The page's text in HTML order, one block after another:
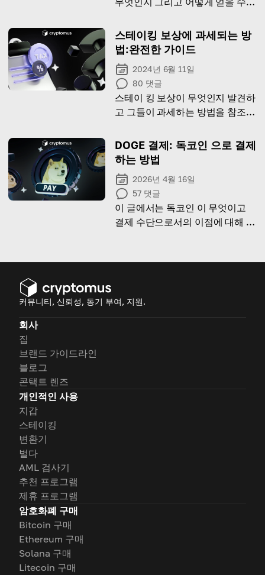
스테이킹 보상에 과세되는 방
법:완전한 가이드
2024년 6월 11일
80 댓글
스테이 킹 보상이 무엇인지 발견하
고 그들이 과세하는 방법을 참조하
DOGE 결제: 독코인 으로 결제
하는 방법
2026년 4월 16일
57 댓글
이 글에서는 독코인 이 무엇이고
결제 수단으로서의 이점에 대해 안
커뮤니티, 신뢰성, 동기 부여, 지원.
회사
집
브랜드 가이드라인
블로그
콘택트 렌즈
개인적인 사용
지갑
스테이킹
변환기
벌다
AML 검사기
추천 프로그램
제휴 프로그램
암호화폐 구매
Bitcoin 구매
Ethereum 구매
Solana 구매
Litecoin 구매